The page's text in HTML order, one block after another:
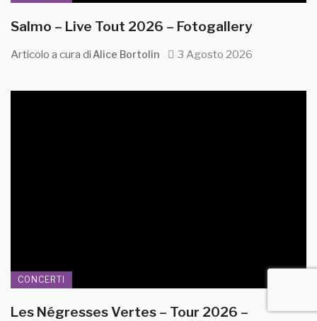
Salmo – Live Tout 2026 – Fotogallery
Articolo a cura di Alice Bortolin 3 Agosto 2026
CONCERTI
Les Négresses Vertes – Tour 2026 –